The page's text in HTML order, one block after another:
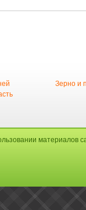
Зерно и
материалов